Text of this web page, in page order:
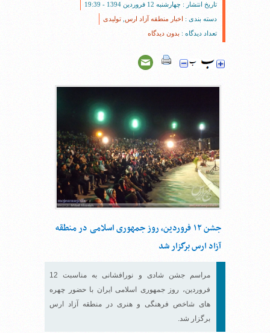
تاریخ انتشار : چهارشنبه 12 فروردین 1394 - 19:39
دسته بندی : اخبار منطقه آزاد ارس تولیدی
تعداد دیدگاه : بدون دیدگاه
جشن ۱۲ فروردین، روز جمهوری اسلامی در منطقه
آزاد ارس برگزار شد
مراسم جشن شادی و نورافشانی به مناسبت 12
فروردین، روز جمهوری اسلامی ایران با حضور چهره
های شاخص فرهنگی و هنری در منطقه آزاد ارس
برگزار شد.